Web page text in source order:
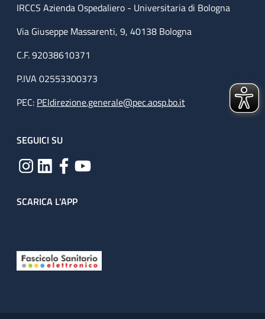
IRCCS Azienda Ospedaliero - Universitaria di Bologna
Via Giuseppe Massarenti, 9, 40138 Bologna
C.F. 92038610371
P.IVA 02553300373
PEC: PEIdirezione.generale@pec.aosp.bo.it
SEGUICI SU
SCARICA L'APP